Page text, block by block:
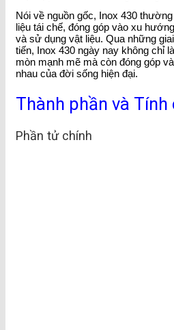
Nói về nguồn gốc, Inox 430
liệu tái chế, đóng góp vào xu
và sử dụng vật liệu. Qua những
tiến, Inox 430 ngày nay không chỉ
mòn mạnh mẽ mà còn đóng góp
nhau của đời sống hiện đại.
Thành phần và
Phần tử chính